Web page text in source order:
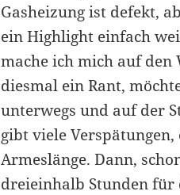
Gasheizung ist defekt,
ein Highlight einfach
mache ich mich auf den
diesmal ein Rant,
unterwegs und auf der
gibt viele
Armeslänge. Dann,
dreieinhalb Stunden für